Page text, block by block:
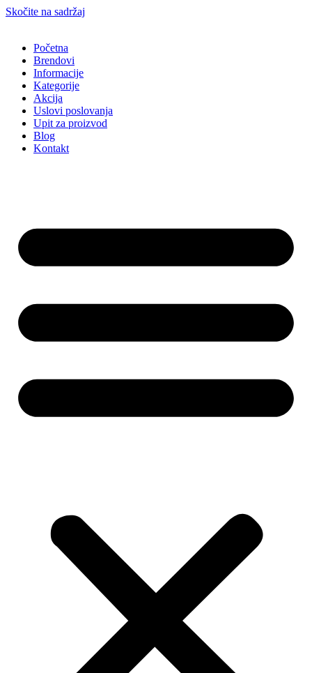
Skočite na sadržaj
Početna
Brendovi
Informacije
Kategorije
Akcija
Uslovi poslovanja
Upit za proizvod
Blog
Kontakt